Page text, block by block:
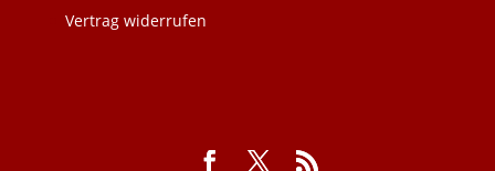
Vertrag widerrufen